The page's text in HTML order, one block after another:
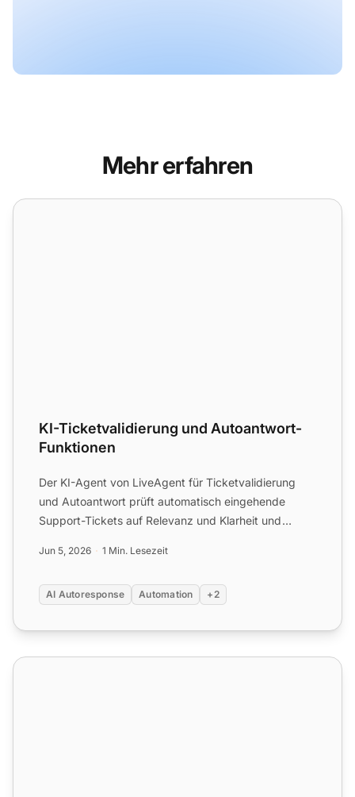
Mehr erfahren
KI-Ticketvalidierung und Autoantwort-Funktionen
KI-Ticketvalidierung und Autoantwort-
Funktionen
Der KI-Agent von LiveAgent für Ticketvalidierung
und Autoantwort prüft automatisch eingehende
Support-Tickets auf Relevanz und Klarheit und
Jun 5, 2026 1 Min. Lesezeit
AI Autoresponse Automation +2
AI-Selbstlernschleife-Funktionen